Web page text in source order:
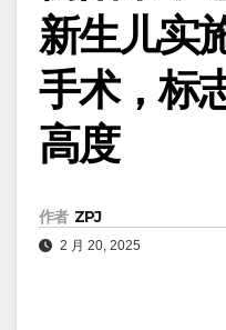
新生儿实
手术，标
高度
作者 ZPJ
2 月 20, 2025